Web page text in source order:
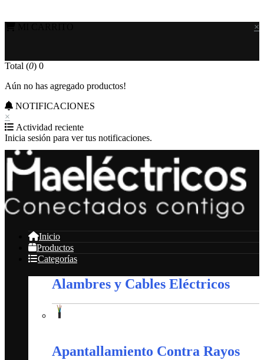
×
Total (0) 0
Aún no has agregado productos!
NOTIFICACIONES
×
Actividad reciente
Inicia sesión para ver tus notificaciones.
Inicio
Productos
Categorías
Alambres y Cables Eléctricos
Apantallamiento Contra Rayos